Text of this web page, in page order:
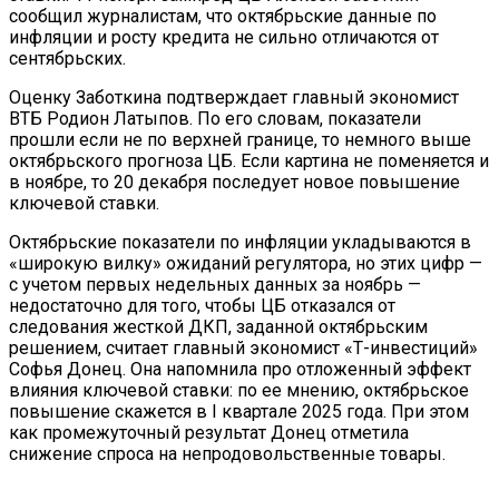
сообщил журналистам, что октябрьские данные по
инфляции и росту кредита не сильно отличаются от
сентябрьских.
Оценку Заботкина подтверждает главный экономист
ВТБ Родион Латыпов. По его словам, показатели
прошли если не по верхней границе, то немного выше
октябрьского прогноза ЦБ. Если картина не поменяется и
в ноябре, то 20 декабря последует новое повышение
ключевой ставки.
Октябрьские показатели по инфляции укладываются в
«широкую вилку» ожиданий регулятора, но этих цифр —
с учетом первых недельных данных за ноябрь —
недостаточно для того, чтобы ЦБ отказался от
следования жесткой ДКП, заданной октябрьским
решением, считает главный экономист «Т-инвестиций»
Софья Донец. Она напомнила про отложенный эффект
влияния ключевой ставки: по ее мнению, октябрьское
повышение скажется в I квартале 2025 года. При этом
как промежуточный результат Донец отметила
снижение спроса на непродовольственные товары.